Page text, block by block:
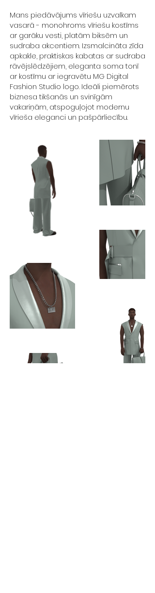
Mans piedāvājums vīriešu uzvalkam
vasarā - monohroms vīriešu kostīms
ar garāku vesti, platām biksēm un
sudraba akcentiem. Izsmalcināta zīda
apkakle, praktiskas kabatas ar sudraba
rāvējslēdzējiem, eleganta soma tonī
ar kostīmu ar iegravētu MG Digital
Fashion Studio logo. Ideāli piemērots
biznesa tikšanās un svinīgām
vakariņām, atspoguļojot modernu
vīrieša eleganci un pašpārliecību.